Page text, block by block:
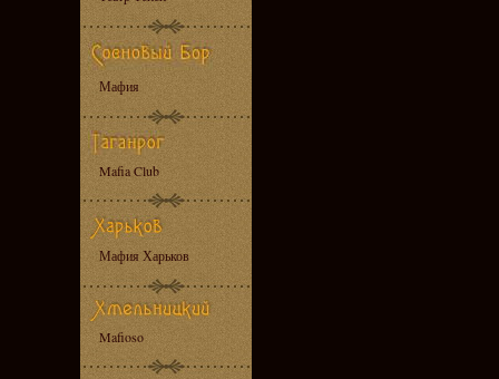
Мафия
Mafia Club
Мафия Харьков
Mafioso